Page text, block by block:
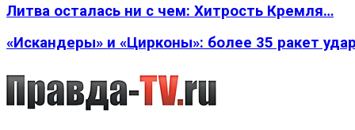
Литва осталась ни с чем: Хитрость Кремля…
«Искандеры» и «Цирконы»: более 35 ракет